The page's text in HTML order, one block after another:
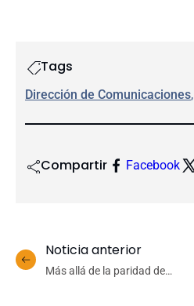
Tags
Dirección de Comunicaciones,
Compartir Facebook
Noticia anterior
Más allá de la paridad de